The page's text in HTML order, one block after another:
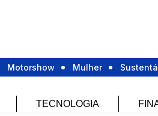
Motorshow Mulher
TECNOLOGIA